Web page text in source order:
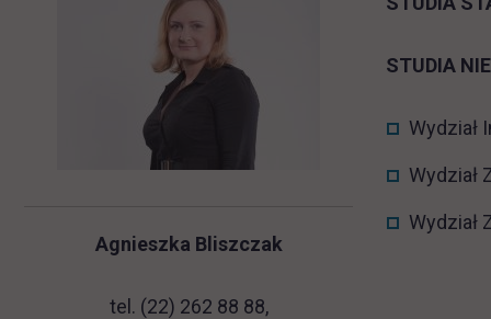
Agnieszka Bliszczak
tel. (22) 262 88 88,
STUDIA
Wydział
Wydział
Wydział